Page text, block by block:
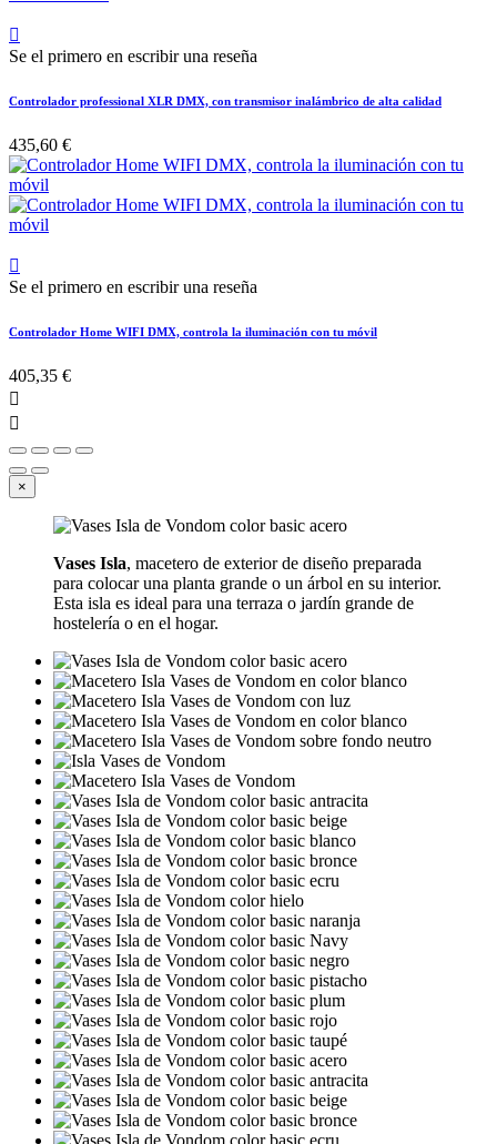

Se el primero en escribir una reseña
Controlador professional XLR DMX, con transmisor inalámbrico de alta calidad
435,60 €

Se el primero en escribir una reseña
Controlador Home WIFI DMX, controla la iluminación con tu móvil
405,35 €


×
Vases Isla, macetero de exterior de diseño preparada
para colocar una planta grande o un árbol en su interior.
Esta isla es ideal para una terraza o jardín grande de
hostelería o en el hogar.